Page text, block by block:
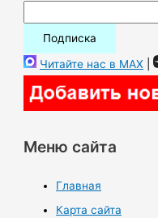
Читайте нас в MAX |
Меню сайта
Главная
Карта сайта